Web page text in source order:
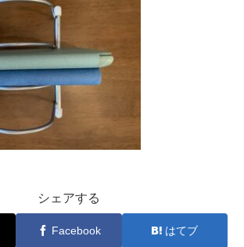
シェアする
Facebook はてブ